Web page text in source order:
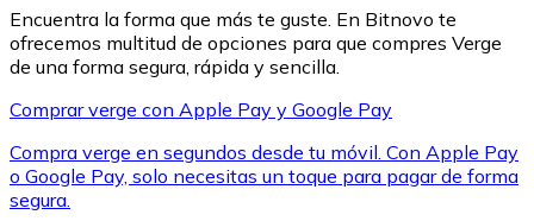
XRP
XRP
Encuentra la forma que más te guste. En Bitnovo te
ofrecemos multitud de opciones para que compres Verge
de una forma segura, rápida y sencilla.
Comprar verge con Apple Pay y Google Pay
Compra verge en segundos desde tu móvil. Con Apple Pay
o Google Pay, solo necesitas un toque para pagar de forma
segura.